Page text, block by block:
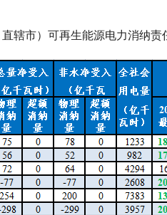
辖市）可再生能源电力消纳责